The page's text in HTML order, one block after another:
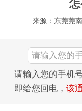
来源：东莞莞
请输入您的手机
即给您回电， 该